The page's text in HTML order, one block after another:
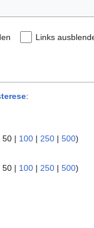
Links
:
50 | 100 | 250 | 500)
50 | 100 | 250 | 500)